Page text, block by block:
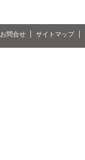
お問合せ サイトマップ